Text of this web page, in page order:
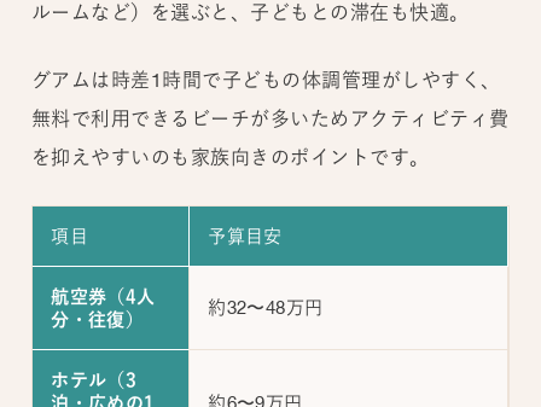
ルームなど）を選ぶと、子どもとの滞在も快適。
グアムは時差1時間で子どもの体調管理がしやすく、
無料で利用できるビーチが多いためアクティビティ費
を抑えやすいのも家族向きのポイントです。
項目 予算目安
航空券（4人
分・往復）
約32〜48万円
ホテル（3
泊・広めの1